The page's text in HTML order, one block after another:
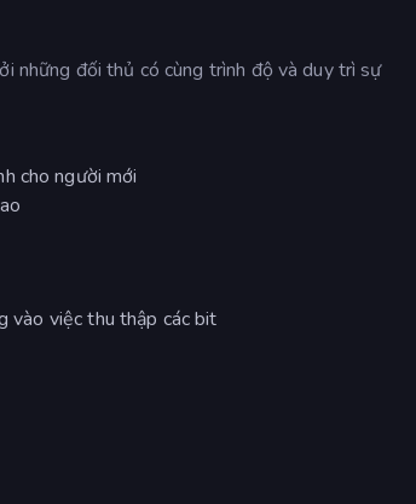
những đối thủ có cùng trình độ và duy trì sự
cho người mới
vào việc thu thập các bit